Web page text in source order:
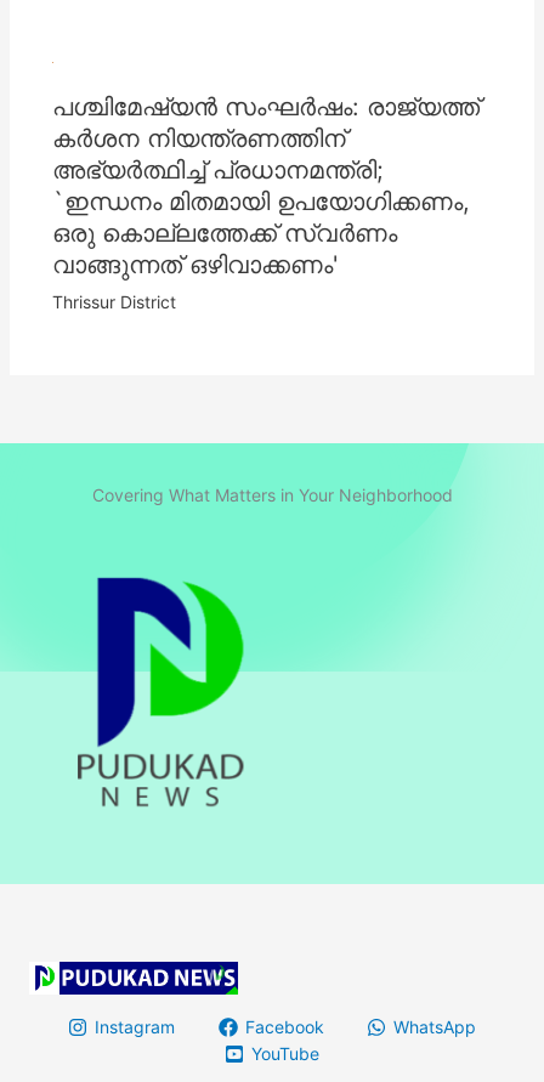
പശ്ചിമേഷ്യൻ സംഘര്‍ഷം: രാജ്യത്ത്
കര്‍ശന നിയന്ത്രണത്തിന്
അഭ്യര്‍ത്ഥിച്ച്‌ പ്രധാനമന്ത്രി;
`ഇന്ധനം മിതമായി ഉപയോഗിക്കണം,
ഒരു കൊല്ലത്തേക്ക് സ്വര്‍ണം
വാങ്ങുന്നത് ഒഴിവാക്കണം'
Thrissur District
Covering What Matters in Your Neighborhood
Instagram Facebook
WhatsApp
YouTube